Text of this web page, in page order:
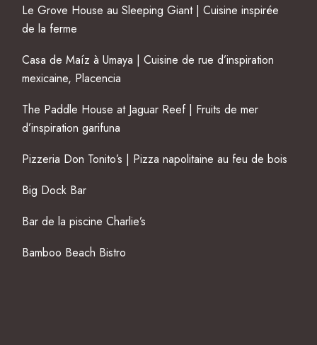
Le Grove House au Sleeping Giant | Cuisine inspirée
de la ferme
Casa de Maíz à Umaya | Cuisine de rue d’inspiration
mexicaine, Placencia
The Paddle House at Jaguar Reef | Fruits de mer
d’inspiration garifuna
Pizzeria Don Tonito’s | Pizza napolitaine au feu de bois
Big Dock Bar
Bar de la piscine Charlie’s
Bamboo Beach Bistro